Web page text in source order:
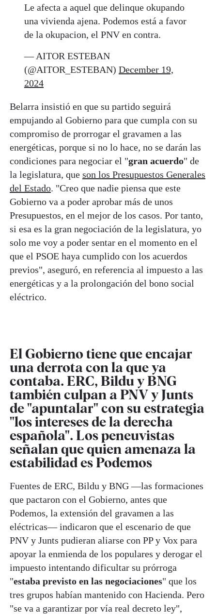
Le afecta a aquel que delinque okupando
una vivienda ajena. Podemos está a favor
de la okupacion, el PNV en contra.
— AITOR ESTEBAN
(@AITOR_ESTEBAN) December 19,
2024
Belarra insistió en que su partido seguirá
empujando al Gobierno para que cumpla con su
compromiso de prorrogar el gravamen a las
energéticas, porque si no lo hace, no se darán las
condiciones para negociar el "gran acuerdo" de
la legislatura, que son los Presupuestos Generales
del Estado. "Creo que nadie piensa que este
Gobierno va a poder aprobar más de unos
Presupuestos, en el mejor de los casos. Por tanto,
si esa es la gran negociación de la legislatura, yo
solo me voy a poder sentar en el momento en el
que el PSOE haya cumplido con los acuerdos
previos", aseguró, en referencia al impuesto a las
energéticas y a la prolongación del bono social
eléctrico.
El Gobierno tiene que encajar
una derrota con la que ya
contaba. ERC, Bildu y BNG
también culpan a PNV y Junts
de "apuntalar" con su estrategia
"los intereses de la derecha
española". Los peneuvistas
señalan que quien amenaza la
estabilidad es Podemos
Fuentes de ERC, Bildu y BNG —las formaciones
que pactaron con el Gobierno, antes que
Podemos, la extensión del gravamen a las
eléctricas— indicaron que el escenario de que
PNV y Junts pudieran aliarse con PP y Vox para
apoyar la enmienda de los populares y derogar el
impuesto intentando dificultar su prórroga
"estaba previsto en las negociaciones" que los
tres grupos habían mantenido con Hacienda. Pero
"se va a garantizar por vía real decreto ley",